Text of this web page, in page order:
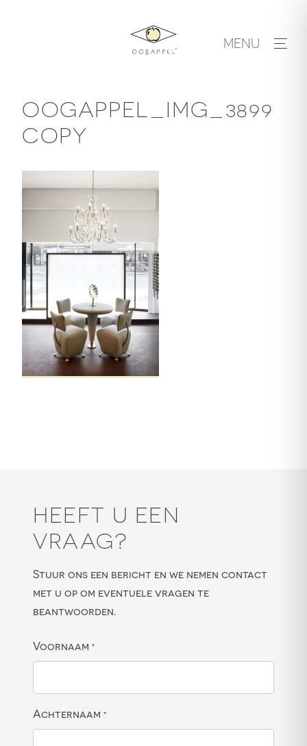
MENU
OOGAPPEL_IMG_3899
COPY
HEEFT U EEN
VRAAG?
Stuur ons een bericht en we nemen contact
met u op om eventuele vragen te
beantwoorden.
Voornaam *
Achternaam *